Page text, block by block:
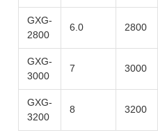
GXG-
2800
6.0 2800
GXG-
3000
7 3000
GXG-
3200
8 3200